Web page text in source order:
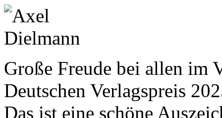
Große Freude bei allen im
Deutschen Verlagspreis
Das ist eine schöne